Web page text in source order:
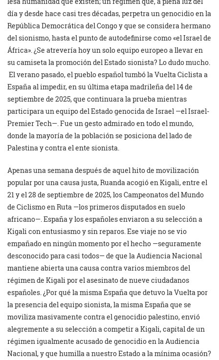
día y desde hace casi tres décadas, perpetra un genocidio en la
República Democrática del Congo y que se considera hermano
del sionismo, hasta el punto de autodefinirse como «el Israel de
África». ¿Se atrevería hoy un solo equipo europeo a llevar en
su camiseta la promoción del Estado sionista? Lo dudo mucho.
El verano pasado, el pueblo español tumbó la Vuelta Ciclista a
España al impedir, en su última etapa madrileña del 14 de
septiembre de 2025, que continuara la prueba mientras
participara un equipo del Estado genocida de Israel —el Israel-
Premier Tech—. Fue un gesto admirado en todo el mundo,
donde la mayoría de la población se posiciona del lado de
Palestina y contra el ente sionista.
Apenas una semana después de aquel hito de movilización
popular por una causa justa, Ruanda acogió en Kigali, entre el
21 y el 28 de septiembre de 2025, los Campeonatos del Mundo
de Ciclismo en Ruta —los primeros disputados en suelo
africano—. España y los españoles enviaron a su selección a
Kigali con entusiasmo y sin reparos. Ese viaje no se vio
empañado en ningún momento por el hecho —seguramente
desconocido para casi todos— de que la Audiencia Nacional
mantiene abierta una causa contra varios miembros del
régimen de Kigali por el asesinato de nueve ciudadanos
españoles. ¿Por qué la misma España que detuvo la Vuelta por
la presencia del equipo sionista, la misma España que se
moviliza masivamente contra el genocidio palestino, envió
alegremente a su selección a competir a Kigali, capital de un
régimen igualmente acusado de genocidio en la Audiencia
Nacional, y que humilla a nuestro Estado a la mínima ocasión?